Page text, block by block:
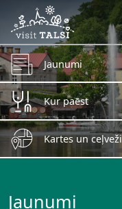
Skip to main content
Jaunumi
Kur paēst
Kartes un ceļveži
Jaunumi